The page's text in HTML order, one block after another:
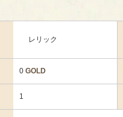
レリック
0 GOLD
1